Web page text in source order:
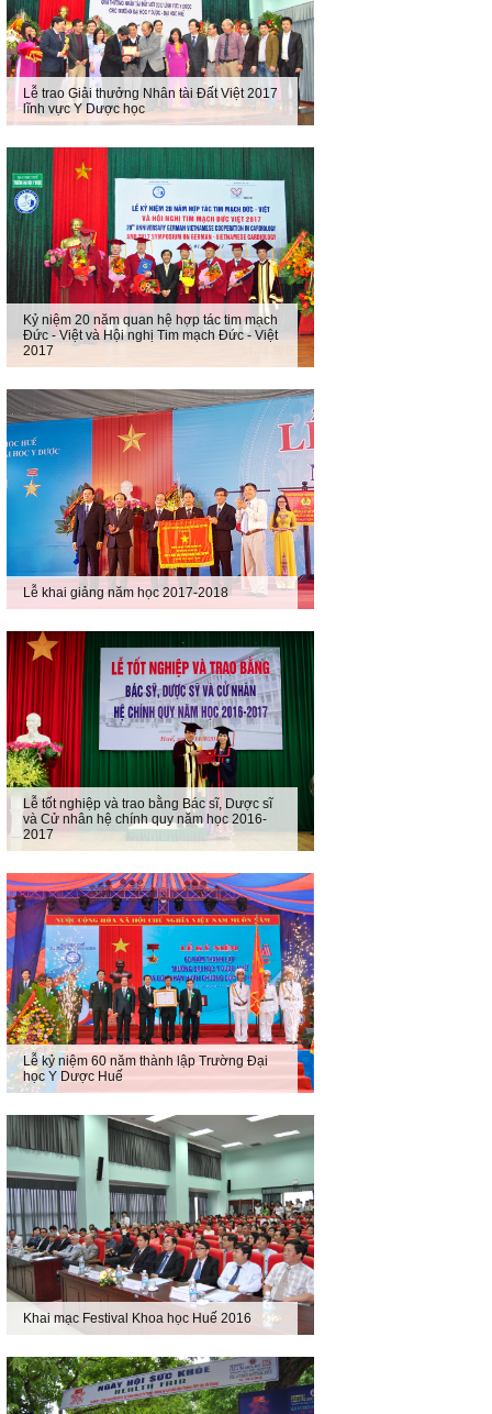
Lễ trao Giải thưởng Nhân tài Đất Việt 2017
lĩnh vực Y Dược học
Kỷ niệm 20 năm quan hệ hợp tác tim mạch
Đức - Việt và Hội nghị Tim mạch Đức - Việt
2017
Lễ khai giảng năm học 2017-2018
Lễ tốt nghiệp và trao bằng Bác sĩ, Dược sĩ
và Cử nhân hệ chính quy năm học 2016-
2017
Lễ kỷ niệm 60 năm thành lập Trường Đại
học Y Dược Huế
Khai mạc Festival Khoa học Huế 2016